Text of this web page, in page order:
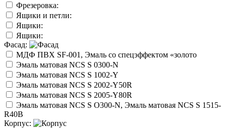
Фрезеровка:
Ящики и петли:
Ящики:
Ящики:
Фасад:
МДФ ПВХ SF-001, Эмаль со спецэффектом «золото
Эмаль матовая NCS S 0300-N
Эмаль матовая NCS S 1002-Y
Эмаль матовая NCS S 2002-Y50R
Эмаль матовая NCS S 2005-Y80R
Эмаль матовая NCS S O300-N, Эмаль матовая NCS S 1515-
R40B
Корпус: